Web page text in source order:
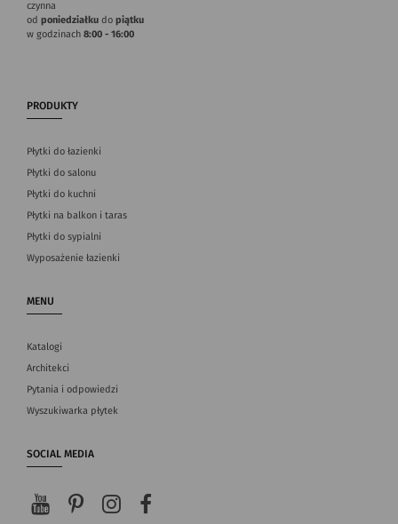
czynna
od poniedziałku do piątku
w godzinach 8:00 - 16:00
PRODUKTY
Płytki do łazienki
Płytki do salonu
Płytki do kuchni
Płytki na balkon i taras
Płytki do sypialni
Wyposażenie łazienki
MENU
Katalogi
Architekci
Pytania i odpowiedzi
Wyszukiwarka płytek
SOCIAL MEDIA